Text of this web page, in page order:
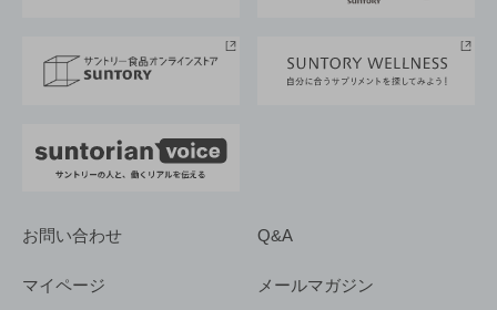
採用情報
お問い合わせ Q&A
マイページ メールマガジン